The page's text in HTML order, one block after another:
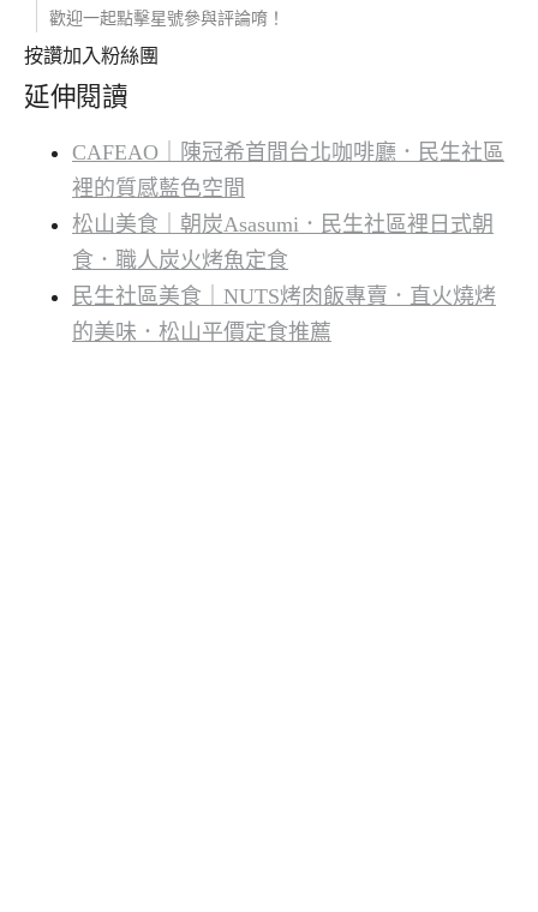
歡迎一起點擊星號參與評論唷！
按讚加入粉絲團
延伸閱讀
CAFEAO｜陳冠希首間台北咖啡廳．民生社區
裡的質感藍色空間
松山美食｜朝炭Asasumi．民生社區裡日式朝
食．職人炭火烤魚定食
民生社區美食｜NUTS烤肉飯專賣．直火燒烤
的美味．松山平價定食推薦